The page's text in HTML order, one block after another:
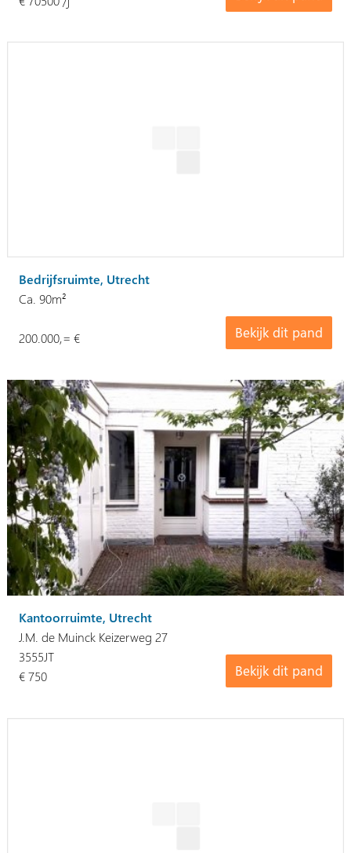
Bedrijfsruimte, Utrecht
Ca. 90m²
Bekijk dit pand
200.000,= €
Kantoorruimte, Utrecht
J.M. de Muinck Keizerweg 27
Bekijk dit pand
3555JT
€ 750